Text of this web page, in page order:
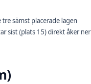
sämst placerade lagen
sist (plats 15) direkt åker ner